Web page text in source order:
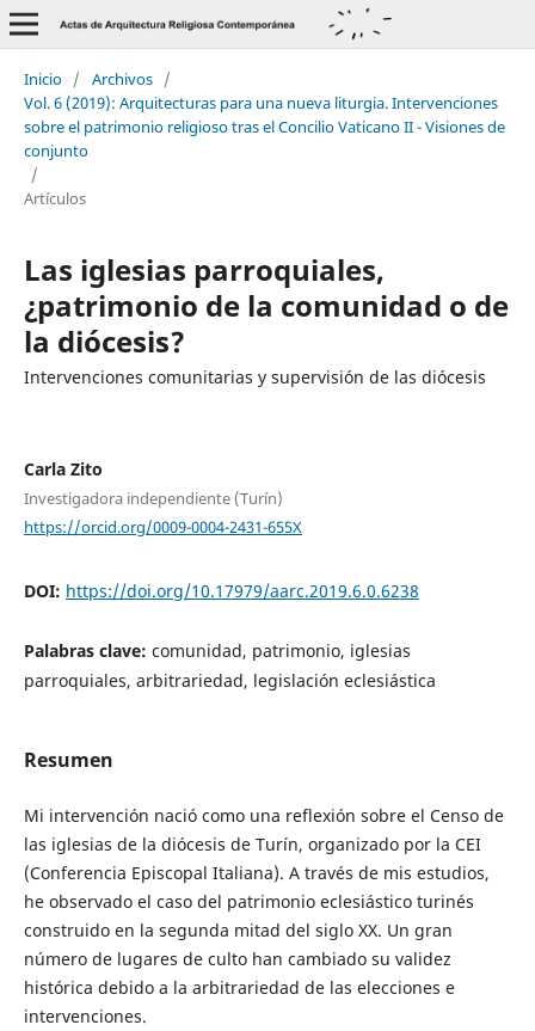
Inicio / Archivos /
Vol. 6 (2019): Arquitecturas para una nueva liturgia. Intervenciones
sobre el patrimonio religioso tras el Concilio Vaticano II - Visiones de
conjunto
/
Artículos
Las iglesias parroquiales,
¿patrimonio de la comunidad o de
la diócesis?
Intervenciones comunitarias y supervisión de las diócesis
Carla Zito
Investigadora independiente (Turín)
https://orcid.org/0009-0004-2431-655X
DOI: https://doi.org/10.17979/aarc.2019.6.0.6238
Palabras clave: comunidad, patrimonio, iglesias
parroquiales, arbitrariedad, legislación eclesiástica
Resumen
Mi intervención nació como una reflexión sobre el Censo de
las iglesias de la diócesis de Turín, organizado por la CEI
(Conferencia Episcopal Italiana). A través de mis estudios,
he observado el caso del patrimonio eclesiástico turinés
construido en la segunda mitad del siglo XX. Un gran
número de lugares de culto han cambiado su validez
histórica debido a la arbitrariedad de las elecciones e
intervenciones.